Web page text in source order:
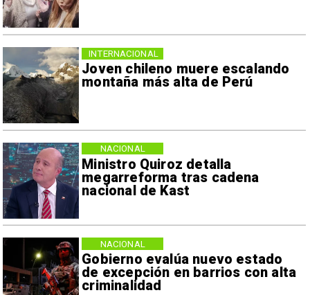
Joven chileno muere escalando
montaña más alta de Perú
INTERNACIONAL
Ministro Quiroz detalla
megarreforma tras cadena
nacional de Kast
NACIONAL
Gobierno evalúa nuevo estado
de excepción en barrios con alta
criminalidad
NACIONAL